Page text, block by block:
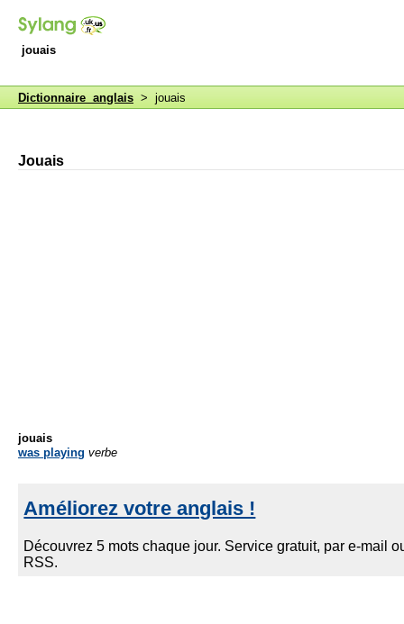
jouais
Dictionnaire anglais > jouais
Jouais
jouais
was playing verbe